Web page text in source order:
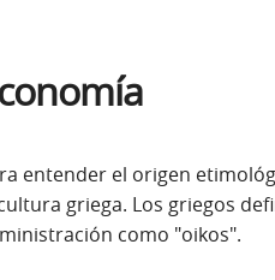
entender el origen
griega. Los griegos
como "oikos".